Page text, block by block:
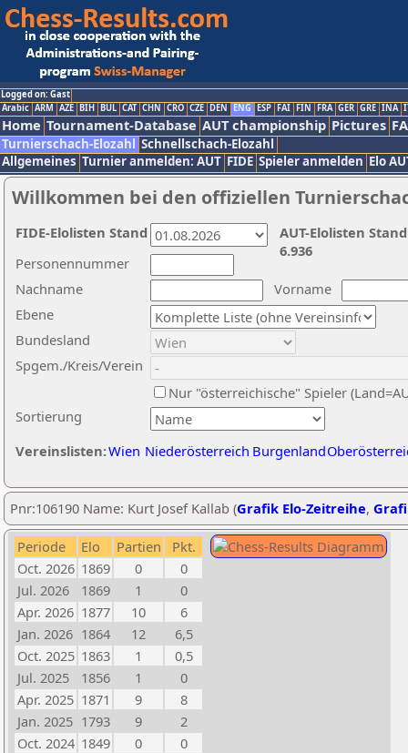
Logged on: Gast
Arabic ARM AZE BIH BUL CAT CHN CRO CZE DEN ENG ESP FAI FIN FRA GER GRE INA
Home Tournament-Database AUT championship Pictures
Turnierschach-Elozahl Schnellschach-Elozahl
Allgemeines Turnier anmelden: AUT FIDE Spieler anmelden Elo
Willkommen bei den offiziellen
Nachname
Vorname
Ebene
Sortierung
Personennummer
Bundesland
Spgem./Kreis/Verein
Nur "österreichische" Spieler
Vereinslisten:Wien Niederösterreich Burgenland
AUT-Elolisten
6.936
FIDE-Elolisten Stand
Pnr:106190 Name: Kurt Josef Kallab (Grafik Elo-Zeitreihe,
Periode Elo Partien
Pkt.
Oct. 2026 1869 0
0
Jul. 2026
1869 1
0
Apr. 2026 1877 10
6
Jan. 2026 1864 12
6,5
Oct. 2025 1863 1
0,5
Jul. 2025
1856 1
0
Apr. 2025 1871 9
8
Jan. 2025 1793 9
2
Oct. 2024 1849 0
0